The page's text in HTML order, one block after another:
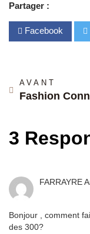
Partager :
Facebook
AVANT
3
FARRAYRE
Bonjour , comment
des 300?